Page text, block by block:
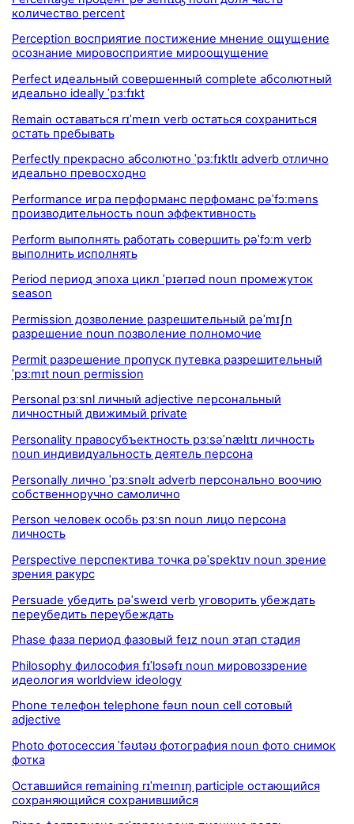
количество percent
Perception восприятие постижение мнение ощущение
осознание мировосприятие мироощущение
Perfect идеальный совершенный complete абсолютный
идеально ideally ˈpɜːfɪkt
Remain оставаться rɪˈmeɪn verb остаться сохраниться
остать пребывать
Perfectly прекрасно абсолютно ˈpɜːfɪktlɪ adverb отлично
идеально превосходно
Performance игра перформанс перфоманс pəˈfɔːməns
производительность noun эффективность
Perform выполнять работать совершить pəˈfɔːm verb
выполнить исполнять
Period период эпоха цикл ˈpɪərɪəd noun промежуток
season
Permission дозволение разрешительный pəˈmɪʃn
разрешение noun позволение полномочие
Permit разрешение пропуск путевка разрешительный
ˈpɜːmɪt noun permission
Personal pɜːsnl личный adjective персональный
личностный движимый private
Personality правосубъектность pɜːsəˈnælɪtɪ личность
noun индивидуальность деятель персона
Personally лично ˈpɜːsnəlɪ adverb персонально воочию
собственноручно самолично
Person человек особь pɜːsn noun лицо персона
личность
Perspective перспектива точка pəˈspektɪv noun зрение
зрения ракурс
Persuade убедить pəˈsweɪd verb уговорить убеждать
переубедить переубеждать
Phase фаза период фазовый feɪz noun этап стадия
Philosophy философия fɪˈlɔsəfɪ noun мировоззрение
идеология worldview ideology
Phone телефон telephone fəʊn noun cell сотовый
adjective
Photo фотосессия ˈfəʊtəʊ фотография noun фото снимок
фотка
Оставшийся remaining rɪˈmeɪnɪŋ participle остающийся
сохраняющийся сохранившийся